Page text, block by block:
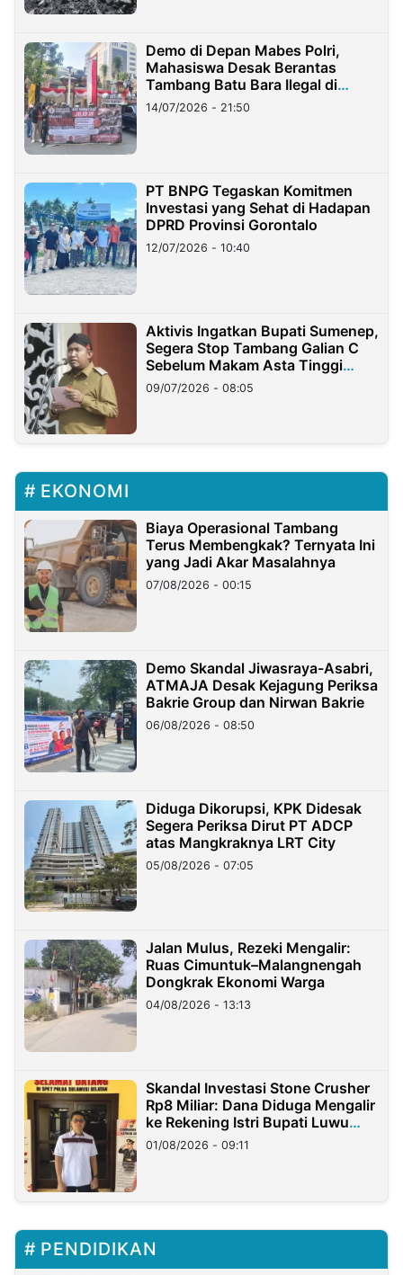
Demo di Depan Mabes Polri,
Mahasiswa Desak Berantas
Tambang Batu Bara Ilegal di
Lampung
14/07/2026 - 21:50
PT BNPG Tegaskan Komitmen
Investasi yang Sehat di Hadapan
DPRD Provinsi Gorontalo
12/07/2026 - 10:40
Aktivis Ingatkan Bupati Sumenep,
Segera Stop Tambang Galian C
Sebelum Makam Asta Tinggi
Longsor
09/07/2026 - 08:05
EKONOMI
Biaya Operasional Tambang
Terus Membengkak? Ternyata Ini
yang Jadi Akar Masalahnya
07/08/2026 - 00:15
Demo Skandal Jiwasraya-Asabri,
ATMAJA Desak Kejagung Periksa
Bakrie Group dan Nirwan Bakrie
06/08/2026 - 08:50
Diduga Dikorupsi, KPK Didesak
Segera Periksa Dirut PT ADCP
atas Mangkraknya LRT City
05/08/2026 - 07:05
Jalan Mulus, Rezeki Mengalir:
Ruas Cimuntuk–Malangnengah
Dongkrak Ekonomi Warga
04/08/2026 - 13:13
Skandal Investasi Stone Crusher
Rp8 Miliar: Dana Diduga Mengalir
ke Rekening Istri Bupati Luwu
Timur
01/08/2026 - 09:11
PENDIDIKAN